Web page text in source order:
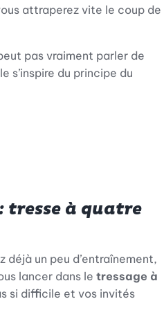
attraperez vite le coup de
pas vraiment parler de
s’inspire du principe du
tresse à quatre
déjà un peu d’entraînement,
lancer dans le tressage à
si difficile et vos invités